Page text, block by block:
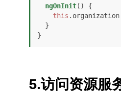
ngOnInit( ) {
this . organization
}
5.访问资源服